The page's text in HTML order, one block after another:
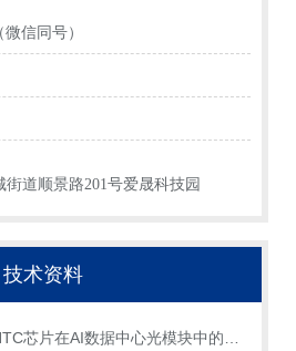
微信同号）
道顺景路201号爱晟科技园
技术资料
芯片在AI数据中心光模块中的关